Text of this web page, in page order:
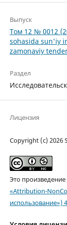
Выпуск
Том 12 № 0012
sohasida sun'iy
zamonaviy
Раздел
Лицензия
Copyright (c) 2026
Это
«Attribution-
использование»)